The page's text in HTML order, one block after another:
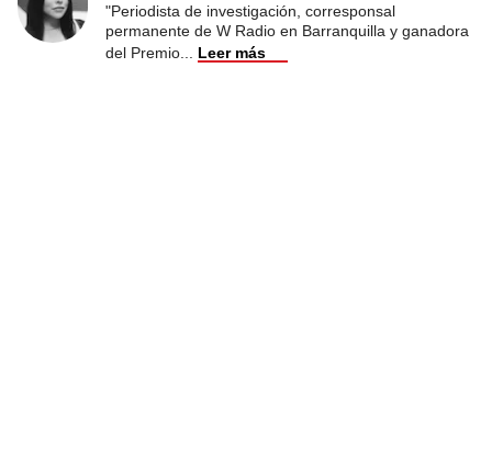
"Periodista de investigación, corresponsal
permanente de W Radio en Barranquilla y ganadora
del Premio
Leer más